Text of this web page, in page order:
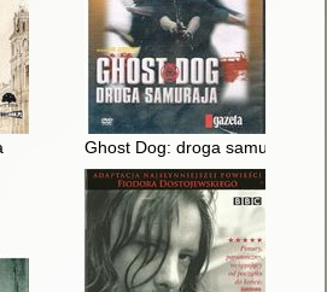
Ghost Dog: droga samuraja